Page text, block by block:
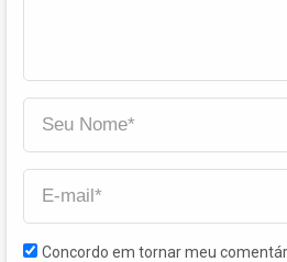
Concordo em tornar meu